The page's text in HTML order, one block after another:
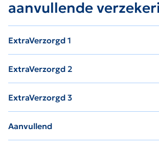
aanvullende
ExtraVerzorgd 1
ExtraVerzorgd 2
ExtraVerzorgd 3
Aanvullend